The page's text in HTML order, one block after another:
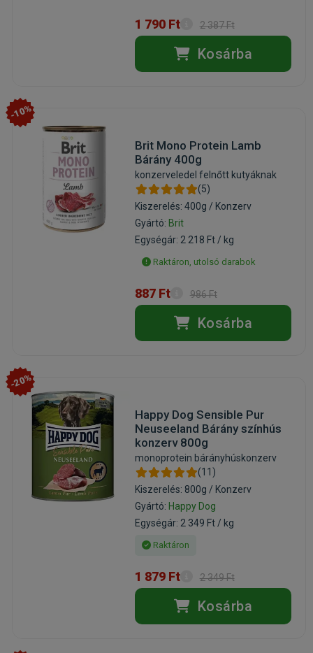
1 790 Ft 2 387 Ft
Kosárba
-10%
Brit Mono Protein Lamb
Bárány 400g
konzerveledel felnőtt kutyáknak
(5)
Kiszerelés: 400g / Konzerv
Gyártó: Brit
Egységár: 2 218 Ft / kg
Raktáron, utolsó darabok
887 Ft 986 Ft
Kosárba
-20%
Happy Dog Sensible Pur
Neuseeland Bárány színhús
konzerv 800g
monoprotein bárányhúskonzerv
(11)
Kiszerelés: 800g / Konzerv
Gyártó: Happy Dog
Egységár: 2 349 Ft / kg
Raktáron
1 879 Ft 2 349 Ft
Kosárba